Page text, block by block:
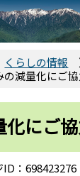
くらしの情報
の減量化にご
化にご
ID：698423276